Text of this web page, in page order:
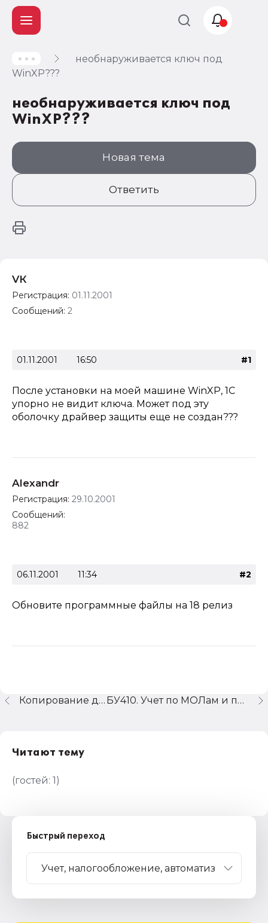
необнаруживается ключ под
WinXP???
необнаруживается ключ под
WinXP???
Новая тема
Ответить
VК
Регистрация: 01.11.2001
Сообщений: 2
01.11.2001 16:50 #1
После установки на моей машине WinXP, 1С
упорно не видит ключа. Может под эту
оболочку драйвер защиты еще не создан???
Alexandr
Регистрация: 29.10.2001
Сообщений:
882
06.11.2001 11:34 #2
Обновите программные файлы на 18 релиз
БУ410. Учет по МОЛам и передача между ними.
Копирование данных
Читают тему
(гостей: 1)
Быстрый переход
Учет и
налогообложение
Автоматизация